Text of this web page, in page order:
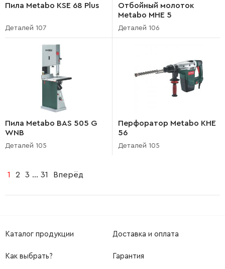
Пила Metabo KSE 68 Plus
Деталей 107
Отбойный молоток
Metabo MHE 5
Деталей 106
Пила Metabo BAS 505 G
WNB
Деталей 105
Перфоратор Metabo KHE
56
Деталей 105
1 2 3 ... 31 Вперёд
Каталог продукции Доставка и оплата
Как выбрать? Гарантия